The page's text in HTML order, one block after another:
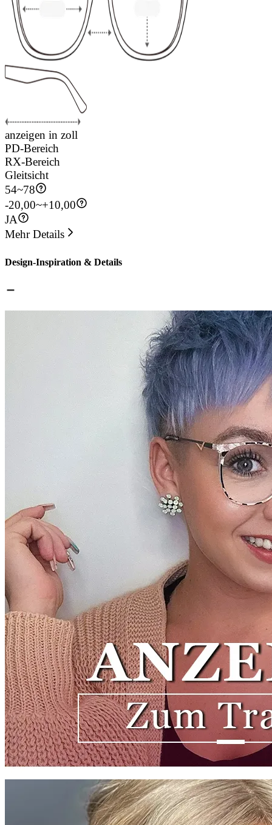
anzeigen in zoll
PD-Bereich
RX-Bereich
Gleitsicht
54~78
-20,00~+10,00
JA
Mehr Details
Design-Inspiration & Details